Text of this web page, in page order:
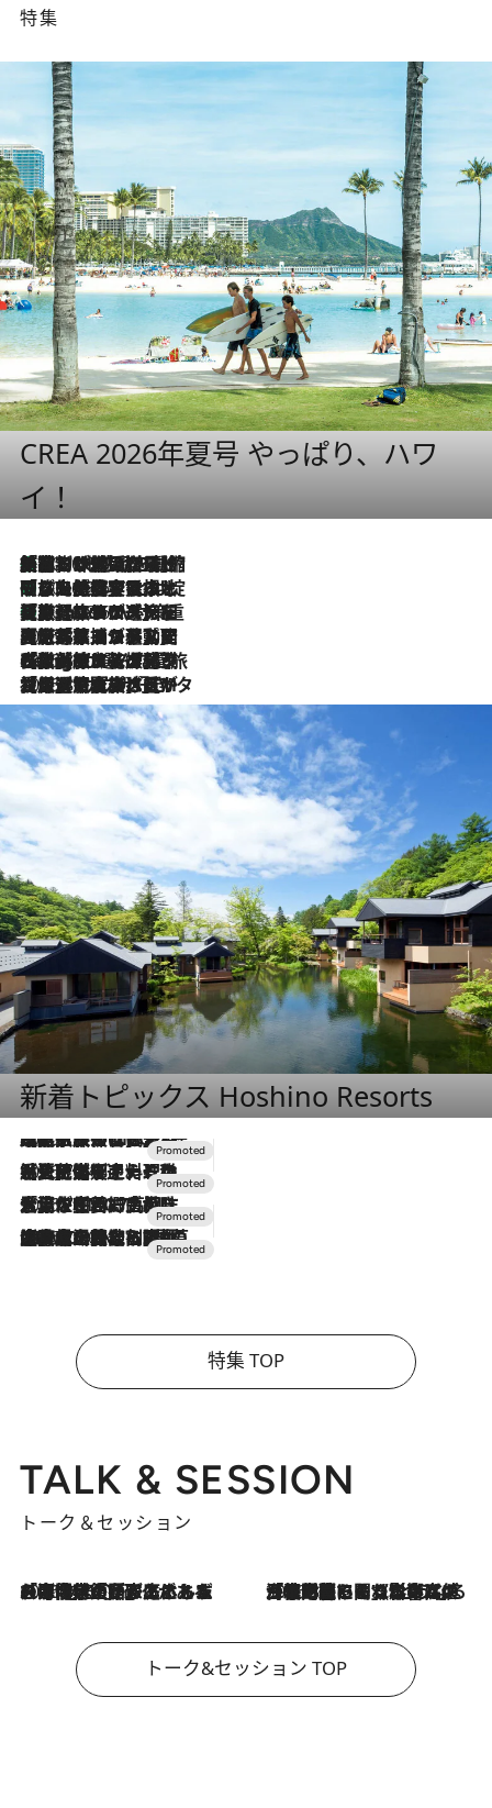
特集
CREA 2026年夏号 やっぱり、ハワ
イ！
2026.8.6
「荷物が増えるほど旅ストレスは増す」美容ジャーナリストがたどり着いた最終結論。“化粧品を劇的に減らす”感動の凝縮美容とは
2026.8.6
「旅先には金髪ウィッグを持参」日本と同じメイクでは損してる!? 美容ジャーナリストが提案する“掟破りの旅美容”とは
2026.8.6
【厳選旅コスメ】「身軽さ＆UV対策重視！」ヘアアーティストshucoが選んだ夏旅ベストコスメを発表【Mサイズジップ】
2026.8.5
【厳選旅コスメ】国内をあちこち移動する河井菜摘が選んだ夏旅ベストコスメ発表！「リラックスアイテムはマスト」【Mサイズジップ】
2026.8.4
【厳選旅コスメ】「紫外線＆乾燥対策しながらメイク感も！」ヘア＆メイクGeorgeが選んだ夏旅ベストコスメを発表！【Mサイズジップ】
2026.8.3
【厳選旅コスメ】「保湿もタイパ重視！」“サウナ好き”タレント清水みさとが愛用する夏旅ベストコスメを発表！【Mサイズジップ】
新着トピックス Hoshino Resorts
2026.7.31
【ホテル帰省】という選択肢をOMOが提案。家族とほどよい距離を保つには「昼は実家、夜は気兼ねなくホテルで！」
2026.7.24
【夏限定ディナーコース】旬を迎える稚鮎や花ズッキーニなどをイタリア・トスカーナの郷土料理の手法で満喫！
2026.7.17
「土佐和ハーブかき氷」がOMO7高知に登場！生姜、山椒、大葉など目にも舌にも涼を呼ぶ郷土の味
2026.7.10
NEW OPEN！【界 草津】名湯の地に誕生。趣の異なる2種の温泉と上州ならではの会席・蕎麦割烹など美食を味わう究極の癒やし旅
特集 TOP
TALK & SESSION
トーク＆セッション
2026.8.3
「今後値上げがあるとすれば…」「リスクがあるのは今年の冬」エネルギー専門家が語る、ホルムズ海峡封鎖が家庭にもたらす“ある心配” 2026.8.3
「住宅建てられない…」「サーチャージ料の高値が続いている」ホルムズ海峡封鎖による影響はいつまで続く？《エネルギー専門家に聞く“どうなる日本の暮らし”》
トーク&セッション TOP